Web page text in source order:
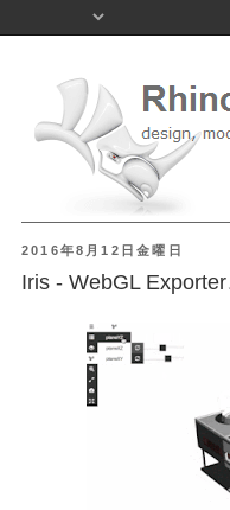
2016年8月12日金曜日
Iris - WebGL